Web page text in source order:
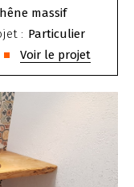
massif
: Particulier
Voir le projet